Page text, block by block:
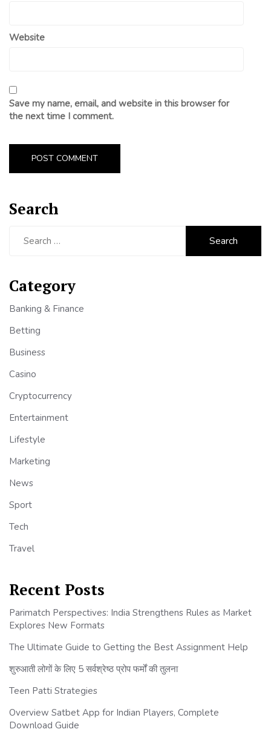
Website
Save my name, email, and website in this browser for
the next time I comment.
Search
Category
Banking & Finance
Betting
Business
Casino
Cryptocurrency
Entertainment
Lifestyle
Marketing
News
Sport
Tech
Travel
Recent Posts
Parimatch Perspectives: India Strengthens Rules as Market
Explores New Formats
The Ultimate Guide to Getting the Best Assignment Help
शुरुआती लोगों के लिए 5 सर्वश्रेष्ठ प्रोप फर्मों की तुलना
Teen Patti Strategies
Overview Satbet App for Indian Players, Complete
Download Guide